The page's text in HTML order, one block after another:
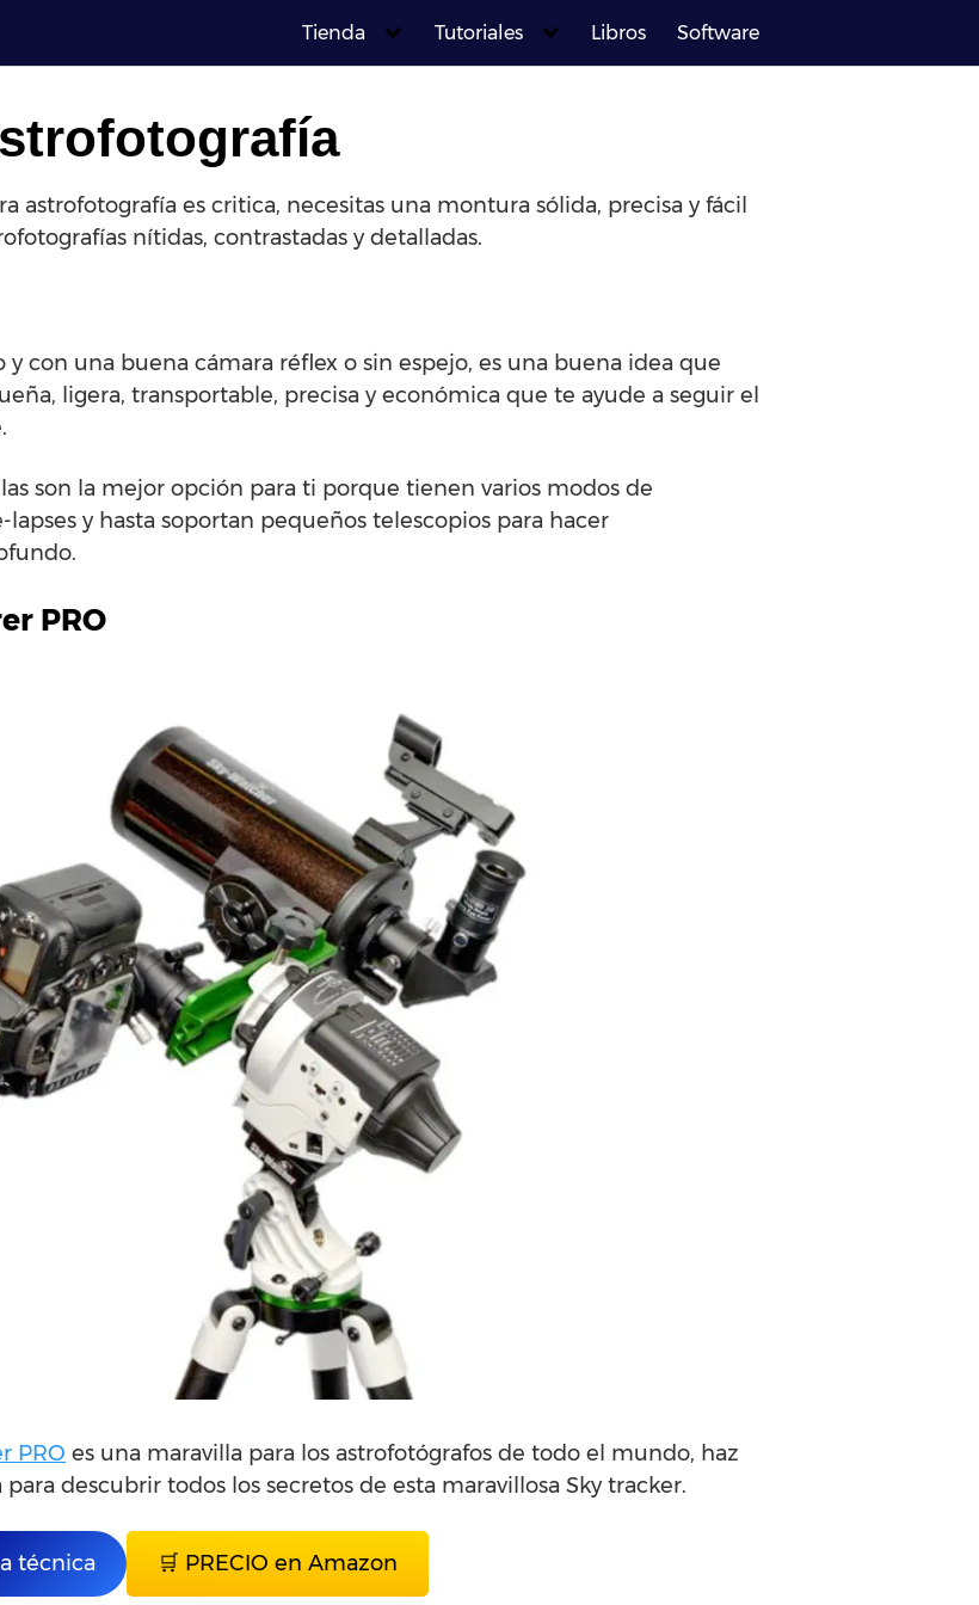
Tienda Tutoriales Libros Software
astrofotografía es critica, necesitas una montura sólida, precisa y fácil
nítidas, contrastadas y detalladas.
con una buena cámara réflex o sin espejo, es una buena idea que
ligera, transportable, precisa y económica que te ayude a seguir el
son la mejor opción para ti porque tienen varios modos de
y hasta soportan pequeños telescopios para hacer
PRO
PRO es una maravilla para los astrofotógrafos de todo el mundo, haz
descubrir todos los secretos de esta maravillosa Sky tracker.
técnica 🛒 PRECIO en Amazon